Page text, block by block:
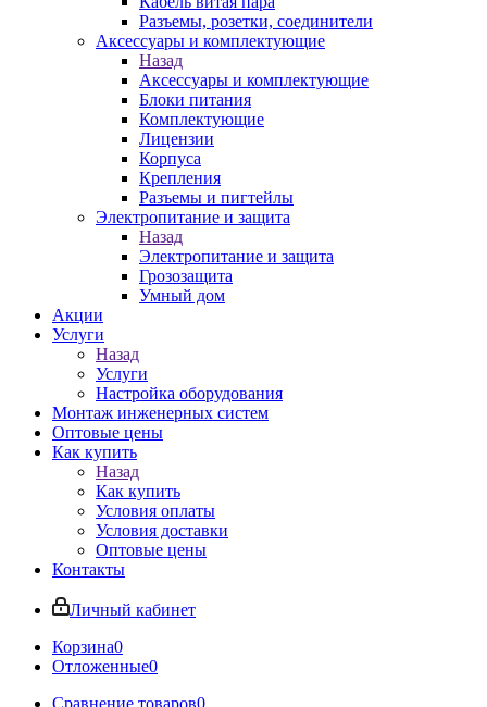
Разъемы, розетки, соединители
Аксессуары и комплектующие
Назад
Аксессуары и комплектующие
Блоки питания
Комплектующие
Лицензии
Корпуса
Крепления
Разъемы и пигтейлы
Электропитание и защита
Назад
Электропитание и защита
Грозозащита
Умный дом
Акции
Услуги
Назад
Услуги
Настройка оборудования
Монтаж инженерных систем
Оптовые цены
Как купить
Назад
Как купить
Условия оплаты
Условия доставки
Оптовые цены
Контакты
Личный кабинет
Корзина0
Отложенные0
Сравнение товаров0